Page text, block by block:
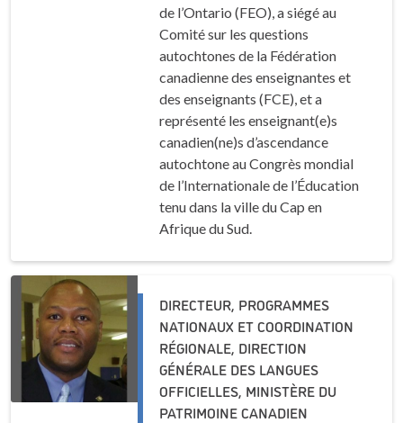
de l’Ontario (FEO), a siégé au
Comité sur les questions
autochtones de la Fédération
canadienne des enseignantes et
des enseignants (FCE), et a
représenté les enseignant(e)s
canadien(ne)s d’ascendance
autochtone au Congrès mondial
de l’Internationale de l’Éducation
tenu dans la ville du Cap en
Afrique du Sud.
DIRECTEUR, PROGRAMMES
NATIONAUX ET COORDINATION
RÉGIONALE, DIRECTION
GÉNÉRALE DES LANGUES
OFFICIELLES, MINISTÈRE DU
PATRIMOINE CANADIEN